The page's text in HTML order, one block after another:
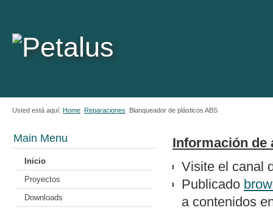
Usted está aquí: Home Reparaciones Blanqueador de plásticos ABS
Main Menu
Inicio
Proyectos
Downloads
Información de
Visite el canal
Publicado
a contenidos